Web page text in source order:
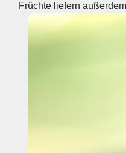
Früchte liefern